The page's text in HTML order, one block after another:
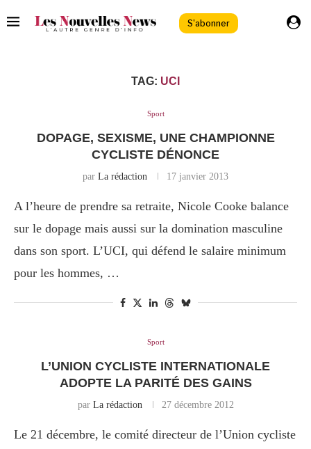
S'abonner
TAG: UCI
Sport
DOPAGE, SEXISME, UNE CHAMPIONNE
CYCLISTE DÉNONCE
par La rédaction 17 janvier 2013
A l’heure de prendre sa retraite, Nicole Cooke balance
sur le dopage mais aussi sur la domination masculine
dans son sport. L’UCI, qui défend le salaire minimum
pour les hommes, …
Sport
L’UNION CYCLISTE INTERNATIONALE
ADOPTE LA PARITÉ DES GAINS
par La rédaction 27 décembre 2012
Le 21 décembre, le comité directeur de l’Union cycliste